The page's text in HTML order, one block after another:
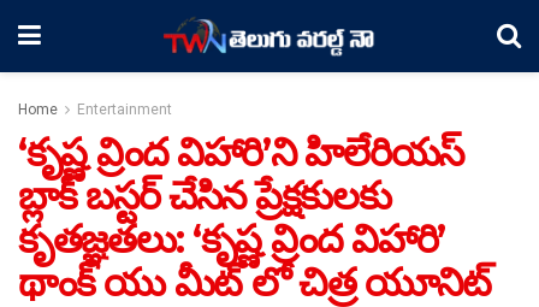
Home Entertainment
‘కృష్ణ వ్రింద విహారి’ని హిలేరియస్
బ్లాక్ బస్టర్ చేసిన ప్రేక్షకులకు
కృతజ్ఞతలు: ‘కృష్ణ వ్రింద విహారి’
థాంక్ యు మీట్ లో చిత్ర యూనిట్